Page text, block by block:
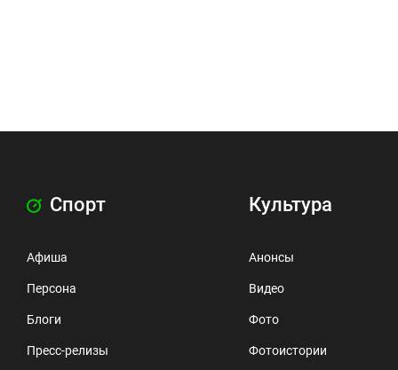
Спорт
Афиша
Персона
Блоги
Пресс-релизы
Культура
Анонсы
Видео
Фото
Фотоистории